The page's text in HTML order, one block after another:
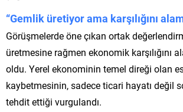
“Gemlik üretiyor ama karşılığını
Görüşmelerde öne çıkan ortak
üretmesine rağmen ekonomik karşılığını
oldu. Yerel ekonominin temel direği olan
kaybetmesinin, sadece ticari hayatı değil
tehdit ettiği vurgulandı.